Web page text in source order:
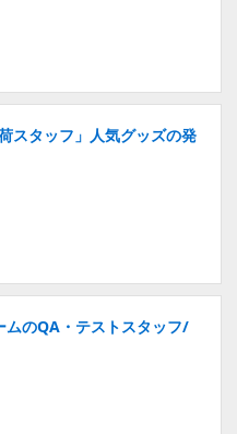
スタッフ」人気グッズの発
ムのQA・テストスタッフ/